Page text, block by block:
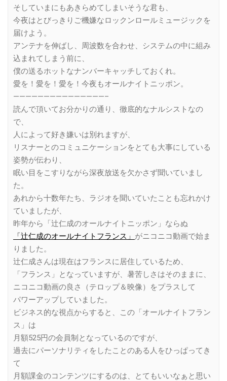
そしていまにもあきらめてしまいそうな君も、
今夜はとびっきりご機嫌なロックンロールミュージックを
届けよう。
アンテナを伸ばし、周波数を合わせ、システムの中に組み
込まれてしまう前に、
僕の送るホットなナンバーキャッチしておくれ。
愛を！愛を！愛を！今夜もオールナイトニッポン。
———————————————–
読んで頂いてお分かりの通り、徹底的なナルシストなの
で、
人によって好き嫌いは別れますが、
リスナーとのコミュニケーションをとても大事にしている
姿勢が伝わり、
眠い目をこすりながら深夜放送を欠かさず聞いていまし
た。
あれから十数年たち、ラジオを聞いていたことも忘れかけ
ていましたが、
昨年から「辻仁成のオールナイトニッポン」ならぬ
「辻仁成のオールナイトフランス」 がニコニコ動画で始ま
りました。
辻仁成さんは現在はフランスに居住しているため、
「フランス」となっていますが、暑苦しさはそのままに、
ニコニコ動画の良さ（テロップ＆映像）をプラスして
パワーアップしていました。
ビジネス的な視点からすると、この「オールナイトフラン
ス」は
月額525円の会員制となっているのですが、
過去にパーソナリティをしたことのある人をひっぱってき
て
月額課金のコンテンツにするのは、とてもいいなぁと思い